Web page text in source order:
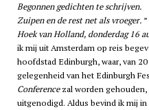
Begonnen gedichten te schrijven.
Zuipen en de rest net als vroeger.
Hoek van Holland, donderdag 16
ik mij uit Amsterdam op reis
hoofdstad Edinburgh, waar, van
gelegenheid van het Edinburgh
Conferencezal worden gehouden,
uitgenodigd. Aldus bevind ik mij